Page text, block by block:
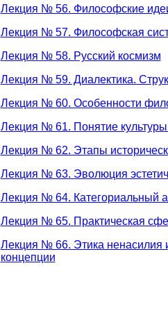
Лекция № 56. Философские
Лекция № 57. Философская
Лекция № 58. Русский космизм
Лекция № 59. Диалектика.
Лекция № 60. Особенности
Лекция № 61. Понятие
Лекция № 62. Этапы
Лекция № 63. Эволюция
Лекция № 64. Категориальный
Лекция № 65. Практическая
Лекция № 66. Этика ненасилия
концепции